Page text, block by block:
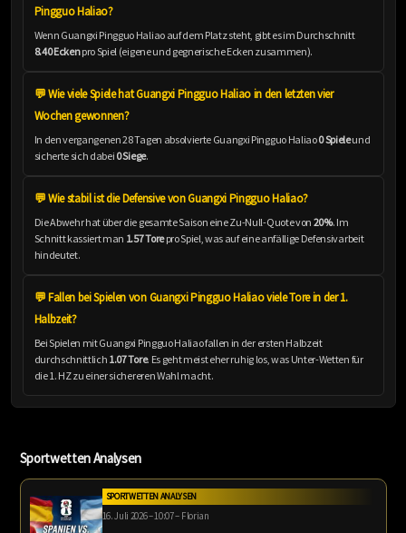
Pingguo Haliao?
Wenn Guangxi Pingguo Haliao auf dem Platz steht, gibt es im Durchschnitt
8.40 Eckenpro Spiel (eigene und gegnerische Ecken zusammen).
💬 Wie viele Spiele hat Guangxi Pingguo Haliao in den letzten vier
Wochen gewonnen?
In den vergangenen 28 Tagen absolvierte Guangxi Pingguo Haliao0 Spieleund
sicherte sich dabei 0 Siege.
💬 Wie stabil ist die Defensive von Guangxi Pingguo Haliao?
Die Abwehr hat über die gesamte Saison eine Zu-Null-Quote von 20%. Im
Schnitt kassiert man 1.57 Torepro Spiel, was auf eine anfällige Defensivarbeit
hindeutet.
💬 Fallen bei Spielen von Guangxi Pingguo Haliao viele Tore in der 1.
Halbzeit?
Bei Spielen mit Guangxi Pingguo Haliao fallen in der ersten Halbzeit
durchschnittlich 1.07 Tore. Es geht meist eher ruhig los, was Unter-Wetten für
die 1. HZ zu einer sichereren Wahl macht.
Sportwetten Analysen
SPORTWETTEN ANALYSEN
16. Juli 2026 – 10:07 – Florian